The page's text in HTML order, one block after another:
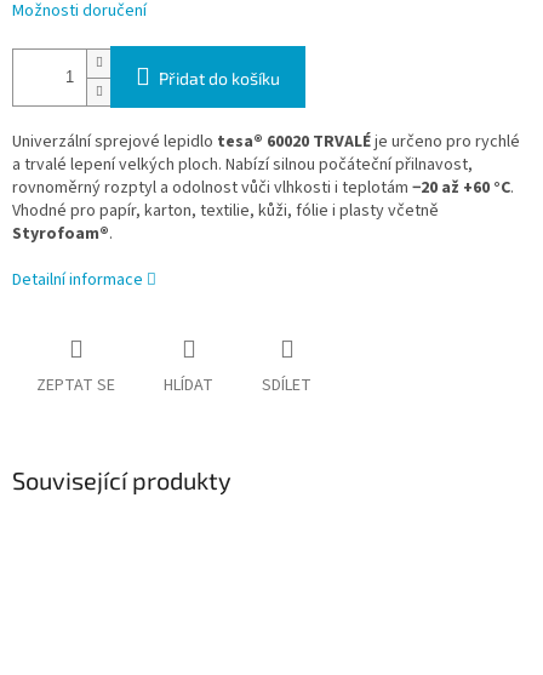
Možnosti doručení
Přidat do košíku
Univerzální sprejové lepidlo tesa® 60020 TRVALÉje určeno pro rychlé
a trvalé lepení velkých ploch. Nabízí silnou počáteční přilnavost,
rovnoměrný rozptyl a odolnost vůči vlhkosti i teplotám −20 až +60 °C.
Vhodné pro papír, karton, textilie, kůži, fólie i plasty včetně
Styrofoam®.
Detailní informace
ZEPTAT SE HLÍDAT SDÍLET
Související produkty